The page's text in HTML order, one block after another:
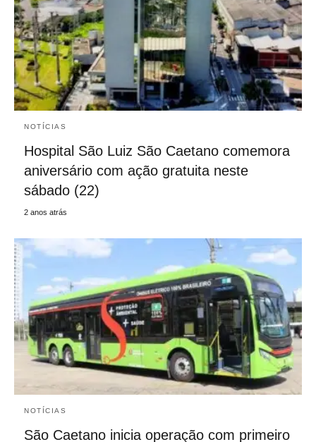
NOTÍCIAS
Hospital São Luiz São Caetano comemora
aniversário com ação gratuita neste
sábado (22)
2 anos atrás
NOTÍCIAS
São Caetano inicia operação com primeiro